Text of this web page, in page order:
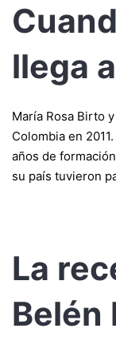
llega
María Rosa Birto
Colombia en
años de
su país tuvieron
La
Belén